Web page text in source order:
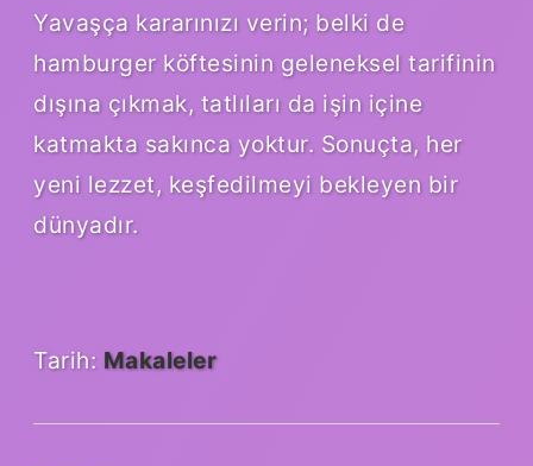
Yavaşça kararınızı verin; belki de
hamburger köftesinin geleneksel tarifinin
dışına çıkmak, tatlıları da işin içine
katmakta sakınca yoktur. Sonuçta, her
yeni lezzet, keşfedilmeyi bekleyen bir
dünyadır.
Tarih: Makaleler